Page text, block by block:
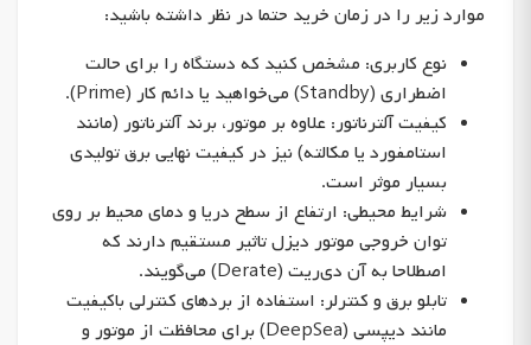
موارد زیر را در زمان خرید حتما در نظر داشته باشید:
نوع کاربری: مشخص کنید که دستگاه را برای حالت
اضطراری (Standby) می‌خواهید یا دائم کار (Prime).
کیفیت آلترناتور: علاوه بر موتور، برند آلترناتور (مانند
استامفورد یا مکالته) نیز در کیفیت نهایی برق تولیدی
بسیار موثر است.
شرایط محیطی: ارتفاع از سطح دریا و دمای محیط بر روی
توان خروجی موتور دیزل تاثیر مستقیم دارند که
اصطلاحا به آن دی‌ریت (Derate) می‌گویند.
تابلو برق و کنترلر: استفاده از بردهای کنترلی باکیفیت
مانند دیپسی (DeepSea) برای محافظت از موتور و